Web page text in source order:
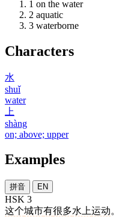
1 on the water
2 aquatic
3 waterborne
Characters
水
shuǐ
water
上
shàng
on; above; upper
Examples
拼音 EN
HSK 3
这个城市有很多水上运动。